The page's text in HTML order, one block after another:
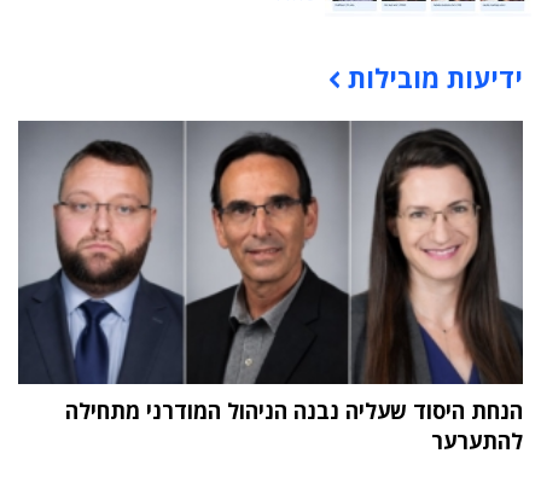
תוכן פרסומי
ידיעות מובילות
הנחת היסוד שעליה נבנה הניהול המודרני מתחילה
להתערער